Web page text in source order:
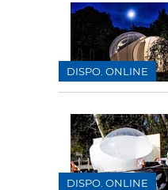
DISPO. ONLINE
DISPO. ONLINE